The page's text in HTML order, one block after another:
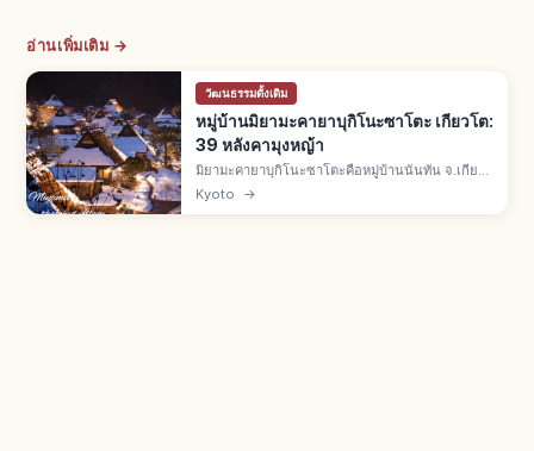
อ่านเพิ่มเติม →
วัฒนธรรมดั้งเดิม
หมู่บ้านมิยามะคายาบุกิโนะซาโตะ เกียวโต:
39 หลังคามุงหญ้า
มิยามะคายาบุกิโนะซาโตะคือหมู่บ้านนันทัน จ.เกียว
โต บ้านราว 50 หลัง มีหลังคามุงหญ้าคา 39 หลัง เขต
อนุรักษ์แห่งชาติปี 1993 และ Best Tourism
Kyoto →